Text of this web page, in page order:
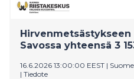
Savossa yhteensä 3
16.6.2026 13:00:00 EEST |
| Tiedote